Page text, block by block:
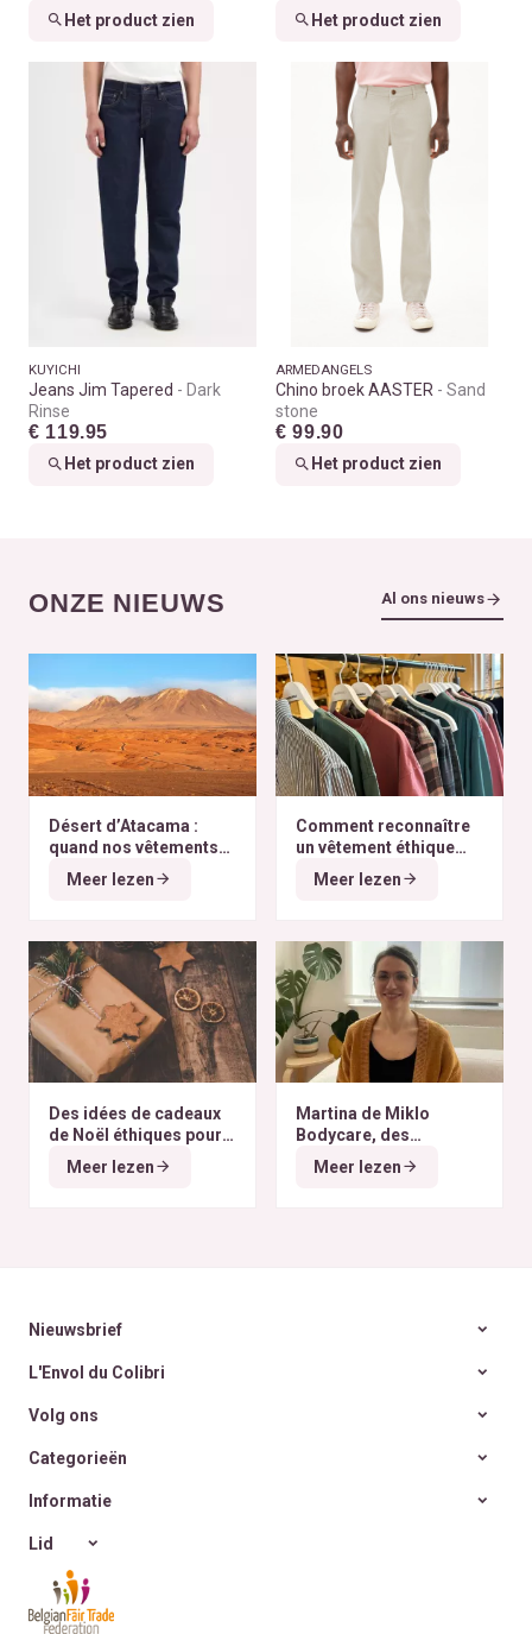
Het product zien
Het product zien
KUYICHI
Jeans Jim Tapered
Dark
Rinse
€ 119.95
Het product zien
ARMEDANGELS
Chino broek AASTER
Sand
stone
€ 99.90
Het product zien
ONZE NIEUWS Al ons nieuws
Désert d’Atacama :
quand nos vêtements
finissent à l’autre bout
du monde
Meer lezen
Comment reconnaître
un vêtement éthique
selon nos critères ?
Meer lezen
Des idées de cadeaux
de Noël éthiques pour
tous les budgets
Meer lezen
Martina de Miklo
Bodycare, des
déodorants naturels et
zéro déchet
A la
Meer lezen
Nieuwsbrief
L'Envol du Colibri
Volg ons
Categorieën
Informatie
Lid